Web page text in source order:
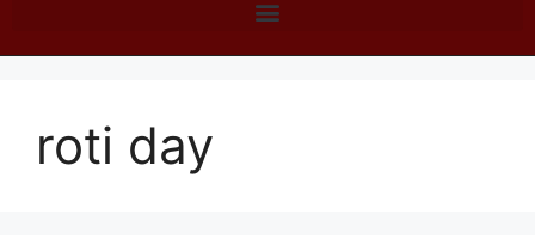
roti day